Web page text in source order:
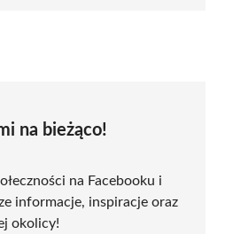
na bieżąco!
na Facebooku i
informacje, inspiracje oraz
okolicy!